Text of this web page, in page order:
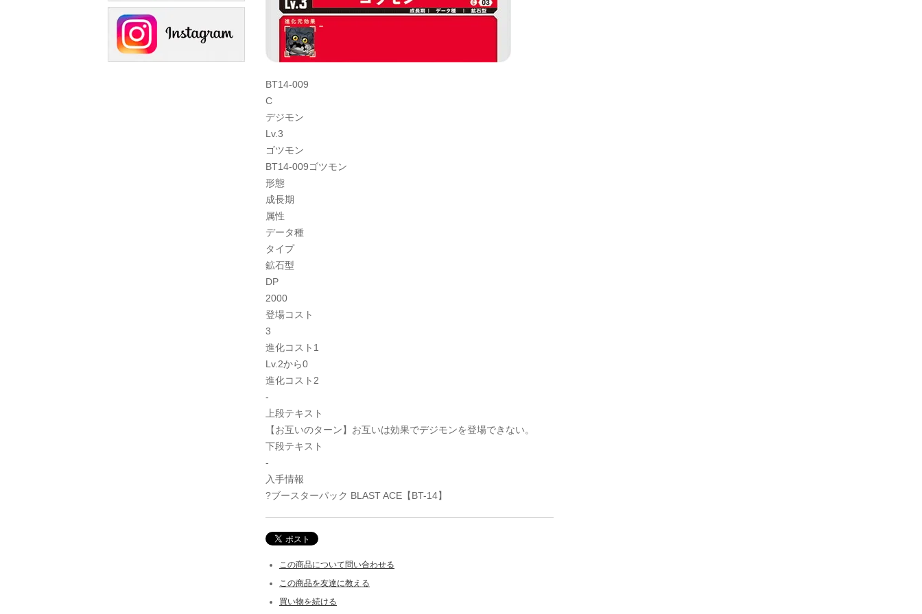
BT14-009
C
デジモン
Lv.3
ゴツモン
BT14-009ゴツモン
形態
成長期
属性
データ種
タイプ
鉱石型
DP
2000
登場コスト
3
進化コスト1
Lv.2から0
進化コスト2
-
上段テキスト
【お互いのターン】お互いは効果でデジモンを登場できない。
下段テキスト
-
入手情報
?ブースターパック BLAST ACE【BT-14】
この商品について問い合わせる
この商品を友達に教える
買い物を続ける